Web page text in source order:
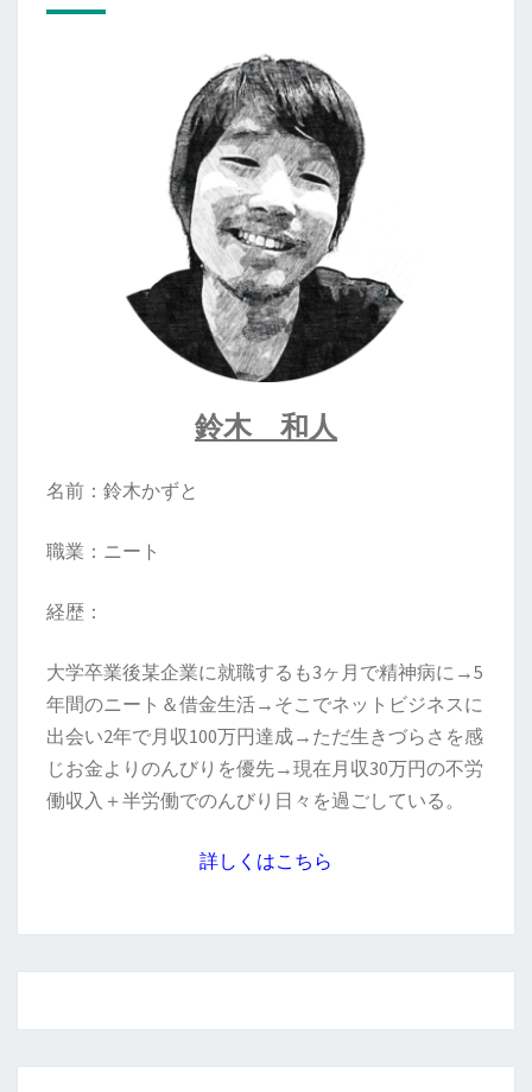
鈴木 和人
名前：鈴木かずと
職業：ニート
経歴：
大学卒業後某企業に就職するも3ヶ月で精神病に→5
年間のニート＆借金生活→そこでネットビジネスに
出会い2年で月収100万円達成→ただ生きづらさを感
じお金よりのんびりを優先→現在月収30万円の不労
働収入＋半労働でのんびり日々を過ごしている。
詳しくはこちら